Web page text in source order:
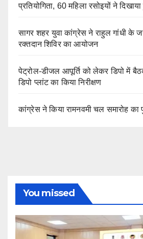
प्रतियोगिता, 60 महिला रसोइयों ने
सागर शहर युवा कांग्रेस ने राहुल गांधी के
रक्तदान शिविर का आयोजन
पेट्रोल-डीजल आपूर्ति को लेकर डिपो में
डिपो प्लांट का किया निरीक्षण
कांग्रेस ने किया रामनवमी चल समारोह का
You missed